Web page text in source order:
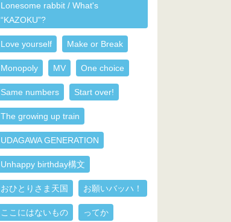
Lonesome rabbit / What's
“KAZOKU”?
Love yourself Make or Break
Monopoly MV One choice
Same numbers Start over!
The growing up train
UDAGAWA GENERATION
Unhappy birthday構文
おひとりさま天国 お願いバッハ！
ここにはないもの ってか